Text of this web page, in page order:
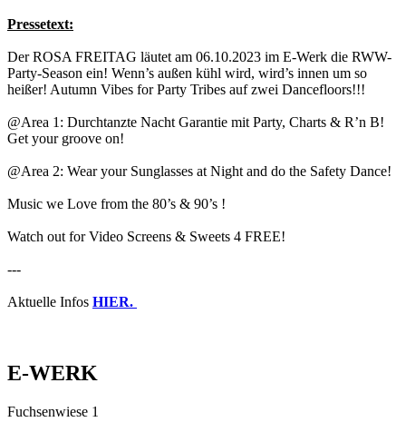
Pressetext:
Der ROSA FREITAG läutet am 06.10.2023 im E-Werk die RWW-
Party-Season ein! Wenn’s außen kühl wird, wird’s innen um so
heißer! Autumn Vibes for Party Tribes auf zwei Dancefloors!!!
@Area 1: Durchtanzte Nacht Garantie mit Party, Charts & R’n B!
Get your groove on!
@Area 2: Wear your Sunglasses at Night and do the Safety Dance!
Music we Love from the 80’s & 90’s !
Watch out for Video Screens & Sweets 4 FREE!
---
Aktuelle Infos HIER.
E-WERK
Fuchsenwiese 1